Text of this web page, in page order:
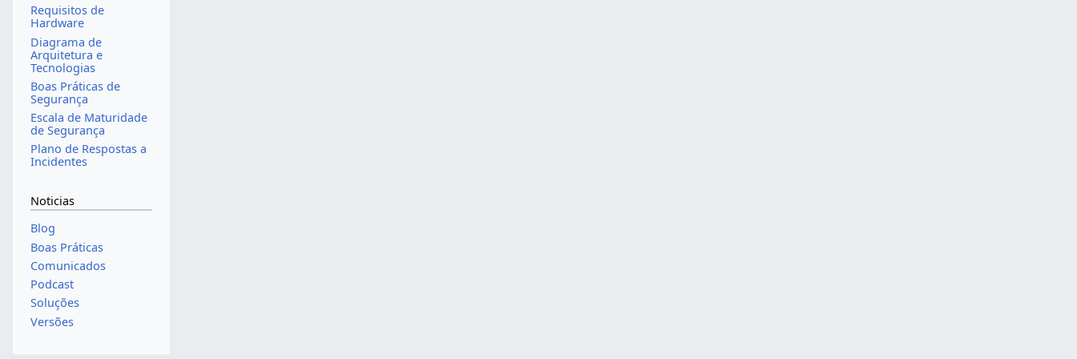
Requisitos de
Hardware
Diagrama de
Arquitetura e
Tecnologias
Boas Práticas de
Segurança
Escala de Maturidade
de Segurança
Plano de Respostas a
Incidentes
Noticias
Blog
Boas Práticas
Comunicados
Podcast
Soluções
Versões